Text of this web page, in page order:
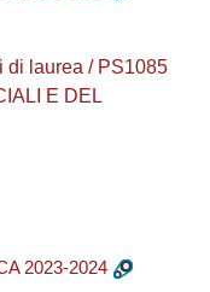
di laurea / PS1085
E DEL
2023-2024